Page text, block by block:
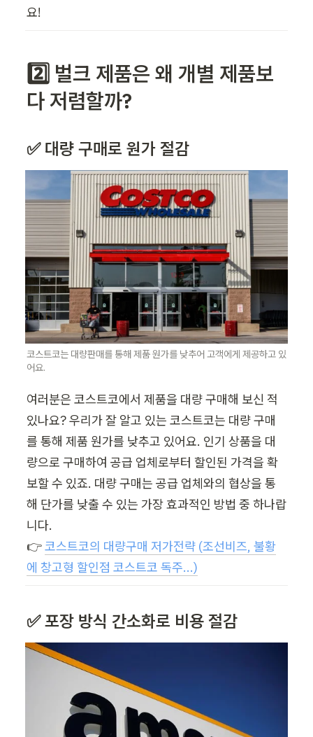
요!
2️⃣ 벌크 제품은 왜 개별 제품보
다 저렴할까?
✅ 대량 구매로 원가 절감
코스트코는 대량판매를 통해 제품 원가를 낮추어 고객에게 제공하고 있
어요.
여러분은 코스트코에서 제품을 대량 구매해 보신 적
있나요? 우리가 잘 알고 있는 코스트코는 대량 구매
를 통해 제품 원가를 낮추고 있어요. 인기 상품을 대
량으로 구매하여 공급 업체로부터 할인된 가격을 확
보할 수 있죠. 대량 구매는 공급 업체와의 협상을 통
해 단가를 낮출 수 있는 가장 효과적인 방법 중 하나랍
👉 코스트코의 대량구매 저가전략 (조선비즈, 불황
에 창고형 할인점 코스트코 독주...)
✅ 포장 방식 간소화로 비용 절감